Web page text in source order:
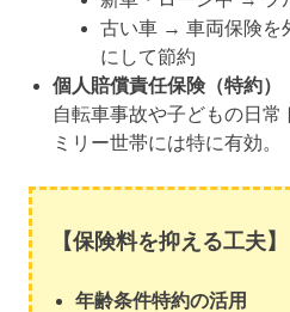
古い車 → 車両保険を
にして節約
個人賠償責任保険（特約）
自転車事故や子どもの日
ミリー世帯には特に有効。
【保険料を抑える工夫】
年齢条件特約の活用